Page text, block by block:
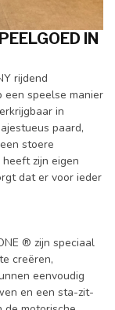
IN
rijdend
een speelse manier
in
paard,
stoere
zijn eigen
dat er voor ieder
® zijn speciaal
creëren,
eenvoudig
en een sta-zit-